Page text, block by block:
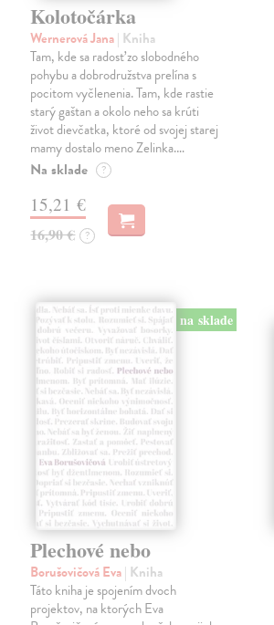
Kolotočárka
Wernerová Jana| Kniha
Tam, kde sa radosť zo slobodného
pohybu a dobrodružstva prelína s
pocitom vyčlenenia. Tam, kde rastie
starý gaštan a okolo neho sa krúti
život dievčatka, ktoré od svojej starej
mamy dostalo meno Zelinka.…
Na sklade ?
15,21 €
16,90 € ?
na sklade
Plechové nebo
Borušovičová Eva| Kniha
Táto kniha je spojením dvoch
projektov, na ktorých Eva